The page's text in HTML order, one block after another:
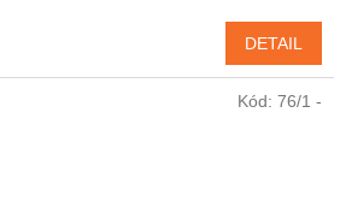
DETAIL
Kód: 76/1 -